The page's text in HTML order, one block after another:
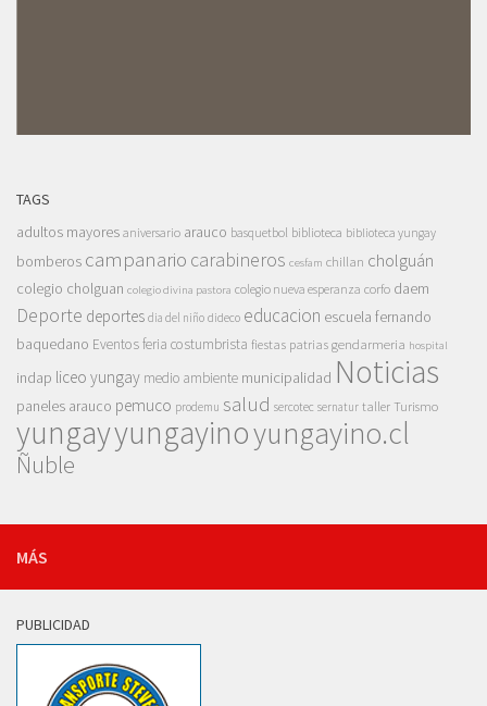
TAGS
adultos mayores aniversario arauco basquetbol biblioteca biblioteca yungay
bomberos campanario carabineros cesfam chillan cholguán
colegio cholguan colegio divina pastora colegio nueva esperanza corfo daem
Deporte deportes dia del niño dideco educacion escuela fernando
baquedano Eventosferia costumbrista fiestas patrias gendarmeria hospital
indap liceo yungay medio ambiente municipalidad Noticias
paneles arauco pemuco prodemu salud sercotec sernatur taller Turismo
yungayyungayinoyungayino.cl
Ñuble
MÁS
PUBLICIDAD